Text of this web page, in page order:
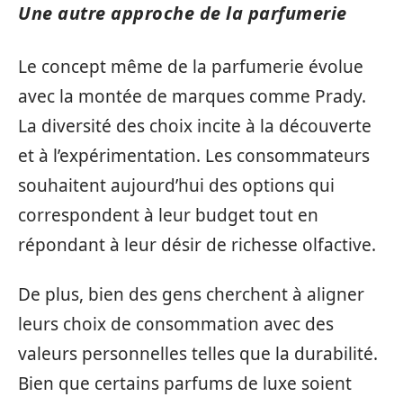
Une autre approche de la parfumerie
Le concept même de la parfumerie évolue
avec la montée de marques comme Prady.
La diversité des choix incite à la découverte
et à l’expérimentation. Les consommateurs
souhaitent aujourd’hui des options qui
correspondent à leur budget tout en
répondant à leur désir de richesse olfactive.
De plus, bien des gens cherchent à aligner
leurs choix de consommation avec des
valeurs personnelles telles que la durabilité.
Bien que certains parfums de luxe soient